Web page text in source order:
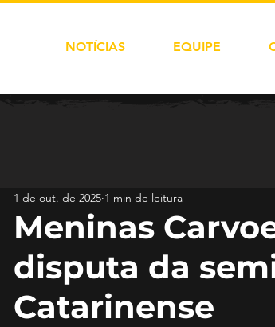
NOTÍCIAS EQUIPE
Meninas
disputa da
Catarinense
1 de out. de 2025 1 min de leitura